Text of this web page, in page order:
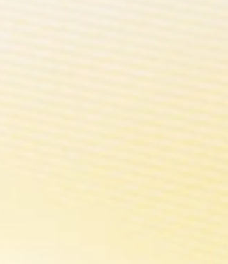
vous vous
plus élevé et une
à votre main, votre